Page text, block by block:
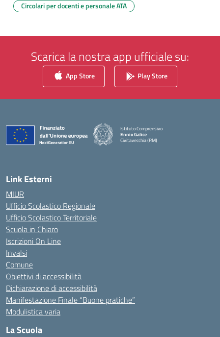
Circolari per docenti e personale ATA
Scarica la nostra app ufficiale su:
App Store Play Store
Istituto Comprensivo
Ennio Galice
Civitavecchia (RM)
Link Esterni
MIUR
Ufficio Scolastico Regionale
Ufficio Scolastico Territoriale
Scuola in Chiaro
Iscrizioni On Line
Invalsi
Comune
Obiettivi di accessibilità
Dichiarazione di accessibilità
Manifestazione Finale “Buone pratiche”
Modulistica varia
La Scuola